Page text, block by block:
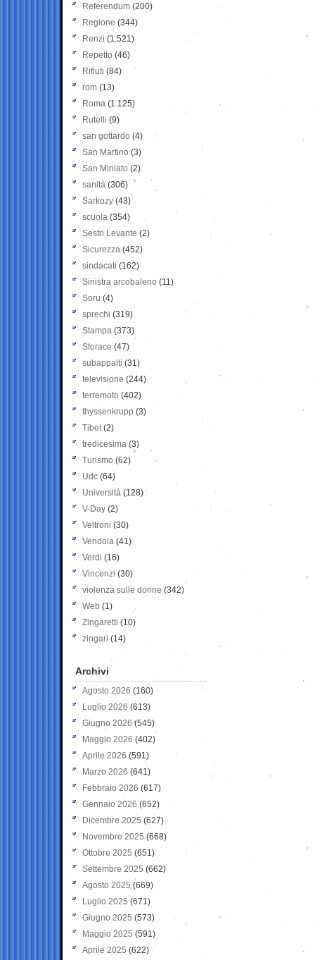
Referendum (200)
Regione (344)
Renzi (1.521)
Repetto (46)
Rifiuti (84)
rom (13)
Roma (1.125)
Rutelli (9)
san gottardo (4)
San Martino (3)
San Miniato (2)
sanità (306)
Sarkozy (43)
scuola (354)
Sestri Levante (2)
Sicurezza (452)
sindacati (162)
Sinistra arcobaleno (11)
Soru (4)
sprechi (319)
Stampa (373)
Storace (47)
subappalti (31)
televisione(244)
terremoto (402)
thyssenkrupp (3)
Tibet(2)
tredicesima (3)
Turismo (62)
Udc (64)
Università (128)
V-Day (2)
Veltroni (30)
Vendola (41)
Verdi (16)
Vincenzi (30)
violenza sulle donne (342)
Web (1)
Zingaretti (10)
zingari (14)
Archivi
Agosto 2026 (160)
Luglio 2026 (613)
Giugno 2026 (545)
Maggio 2026 (402)
Aprile 2026 (591)
Marzo 2026 (641)
Febbraio 2026 (617)
Gennaio 2026 (652)
Dicembre 2025 (627)
Novembre 2025 (668)
Ottobre 2025 (651)
Settembre 2025 (662)
Agosto 2025 (669)
Luglio 2025 (671)
Giugno 2025 (573)
Maggio 2025 (591)
Aprile 2025 (622)